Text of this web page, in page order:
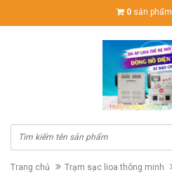
0 sản phẩm
Trang chủ Trạm sạc lioa thông minh